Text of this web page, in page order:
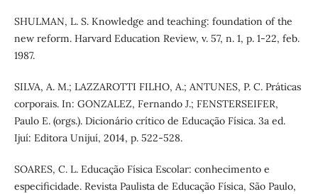
SHULMAN, L. S. Knowledge and teaching: foundation of the
new reform. Harvard Education Review, v. 57, n. 1, p. 1-22, feb.
1987.
SILVA, A. M.; LAZZAROTTI FILHO, A.; ANTUNES, P. C. Práticas
corporais. In: GONZALEZ, Fernando J.; FENSTERSEIFER,
Paulo E. (orgs.). Dicionário crítico de Educação Física. 3a ed.
Ijuí: Editora Unijuí, 2014, p. 522-528.
SOARES, C. L. Educação Física Escolar: conhecimento e
especificidade. Revista Paulista de Educação Física, São Paulo,